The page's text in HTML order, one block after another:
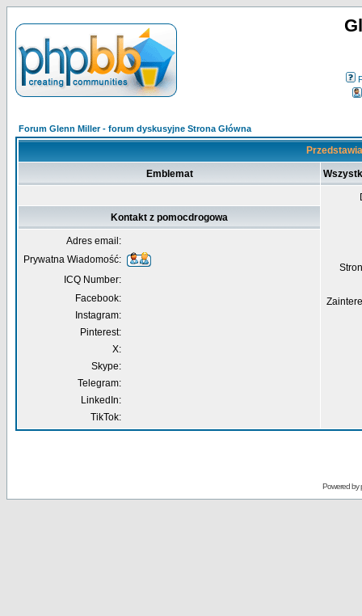
Forum Glenn Miller - forum dyskusyjne Strona Główna
Emblemat
Kontakt z pomocdrogowa
Adres email:
Prywatna Wiadomość:
ICQ Number:
Facebook:
Instagram:
Pinterest:
X:
Skype:
Telegram:
LinkedIn:
TikTok:
Powered by